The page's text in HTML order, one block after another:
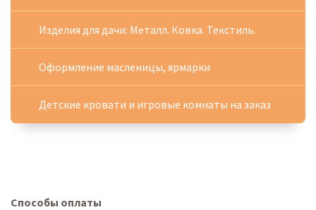
Изделия для дачи: Металл. Ковка. Текстиль.
Оформление масленицы, ярмарки
Детские кровати и игровые комнаты на заказ
Способы оплаты